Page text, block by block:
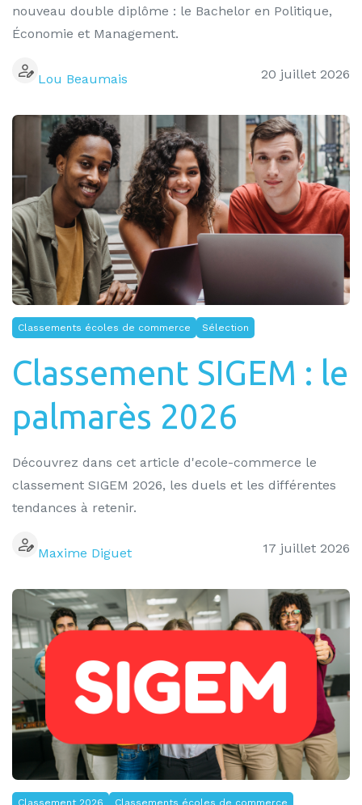
nouveau double diplôme : le Bachelor en Politique,
Économie et Management.
Lou Beaumais 20 juillet 2026
Classements écoles de commerce Sélection
Classement SIGEM : le
palmarès 2026
Découvrez dans cet article d'ecole-commerce le
classement SIGEM 2026, les duels et les différentes
tendances à retenir.
Maxime Diguet 17 juillet 2026
Classement 2026 Classements écoles de commerce